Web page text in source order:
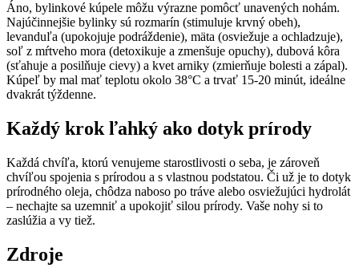
Áno, bylinkové kúpele môžu výrazne pomôcť unavených nohám.
Najúčinnejšie bylinky sú rozmarín (stimuluje krvný obeh),
levanduľa (upokojuje podráždenie), mäta (osviežuje a ochladzuje),
soľ z mŕtveho mora (detoxikuje a zmenšuje opuchy), dubová kôra
(sťahuje a posilňuje cievy) a kvet arniky (zmierňuje bolesti a zápal).
Kúpeľ by mal mať teplotu okolo 38°C a trvať 15-20 minút, ideálne
dvakrát týždenne.
Každý krok ľahký ako dotyk prírody
Každá chvíľa, ktorú venujeme starostlivosti o seba, je zároveň
chvíľou spojenia s prírodou a s vlastnou podstatou. Či už je to dotyk
prírodného oleja, chôdza naboso po tráve alebo osviežujúci hydrolát
– nechajte sa uzemniť a upokojiť silou prírody. Vaše nohy si to
zaslúžia a vy tiež.
Zdroje